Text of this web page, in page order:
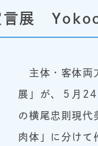
言展
主体・客体両
展」が、５月
の横尾忠則現代
肉体」に分けて